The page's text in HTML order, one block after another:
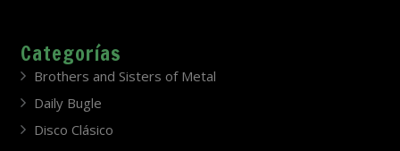
Categorías
Brothers and Sisters of Metal
Daily Bugle
Disco Clásico